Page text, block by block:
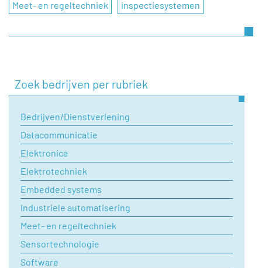
Onderwerp
Uw vraag
Meet- en regeltechniek inspectiesystemen
Zoek bedrijven per rubriek
Bedrijven/Dienstverlening
Datacommunicatie
Elektronica
Elektrotechniek
Embedded systems
Industriele automatisering
Meet- en regeltechniek
Sensortechnologie
Software